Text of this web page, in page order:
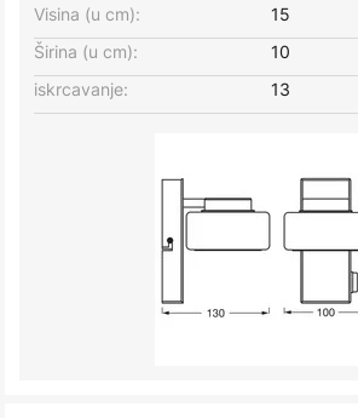
Širina (u cm): 10
Visina (u cm): 15
iskrcavanje: 13